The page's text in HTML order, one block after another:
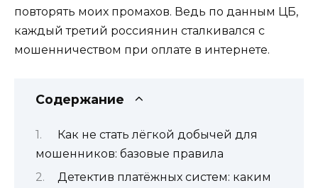
повторять моих промахов. Ведь по данным ЦБ,
каждый третий россиянин сталкивался с
мошенничеством при оплате в интернете.
Содержание
Как не стать лёгкой добычей для
мошенников: базовые правила
Детектив платёжных систем: каким